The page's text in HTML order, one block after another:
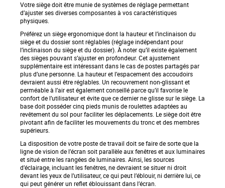
Votre siège doit être munie de systèmes de réglage permettant
d’ajuster ses diverses composantes à vos caractéristiques
physiques.
Préférez un siège ergonomique dont la hauteur et l’inclinaison du
siège et du dossier sont réglables (réglage indépendant pour
l’inclinaison du siège et du dossier). À noter qu’il existe également
des sièges pouvant s’ajuster en profondeur. Cet ajustement
supplémentaire est intéressant dans le cas de postes partagés par
plus d’une personne. La hauteur et l’espacement des accoudoirs
devraient aussi être réglables. Un recouvrement non-glissant et
perméable à l’air est également conseillé parce qu’il favorise le
confort de l’utilisateur et évite que ce dernier ne glisse sur le siège. La
base doit posséder cinq pieds munis de roulettes adaptées au
revêtement du sol pour faciliter les déplacements. Le siège doit être
pivotant afin de faciliter les mouvements du tronc et des membres
supérieurs.
La disposition de votre poste de travail doit se faire de sorte que la
ligne de vision de l’écran soit parallèle aux fenêtres et aux luminaires
et situé entre les rangées de luminaires. Ainsi, les sources
d’éclairage, incluant les fenêtres, ne devraient se situer ni droit
devant les yeux de l’utilisateur, ce qui peut l’éblouir, ni derrière lui, ce
qui peut générer un reflet éblouissant dans l’écran.